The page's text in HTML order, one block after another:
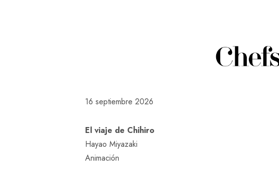
16 septiembre 2026
El viaje de Chihiro
Hayao Miyazaki
Animación